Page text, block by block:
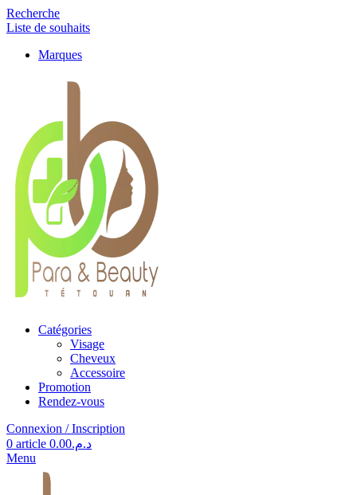
Recherche
Liste de souhaits
Marques
Catégories
Visage
Cheveux
Accessoire
Promotion
Rendez-vous
Connexion / Inscription
0 article د.م.0.00
Menu